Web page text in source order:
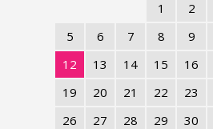
1
2
5
6 7 8 9
12
13 14 15 16
19
20 21 22 23
26
27 28 29 30